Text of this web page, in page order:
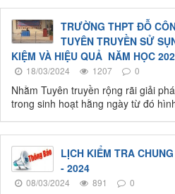
TRƯỜNG THPT ĐỖ
TUYÊN TRUYỀN SỬ
KIỆM VÀ HIỆU QUẢ NĂM HỌC
18/03/2024 1207 0
Nhằm Tuyên truyền rộng rãi giải
trong sinh hoạt hằng ngày từ đó
LỊCH KIỂM TRA
- 2024
08/03/2024 891 0